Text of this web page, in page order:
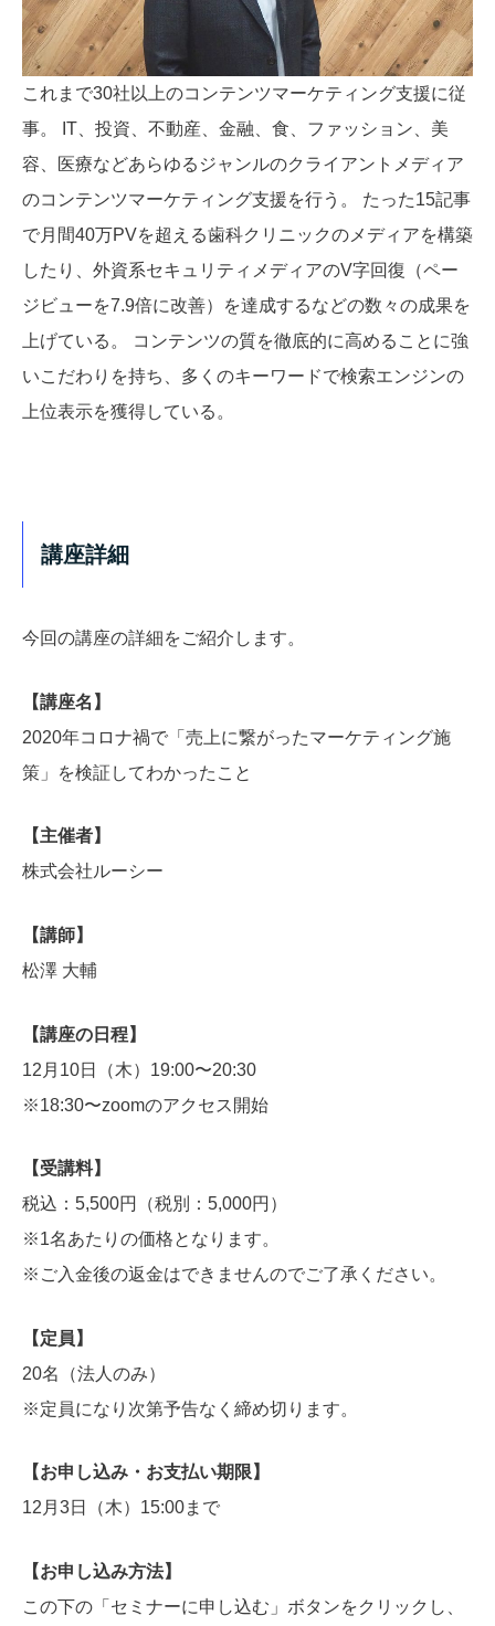
これまで30社以上のコンテンツマーケティング支援に従
事。 IT、投資、不動産、金融、食、ファッション、美
容、医療などあらゆるジャンルのクライアントメディア
のコンテンツマーケティング支援を行う。 たった15記事
で月間40万PVを超える歯科クリニックのメディアを構築
したり、外資系セキュリティメディアのV字回復（ペー
ジビューを7.9倍に改善）を達成するなどの数々の成果を
上げている。 コンテンツの質を徹底的に高めることに強
いこだわりを持ち、多くのキーワードで検索エンジンの
上位表示を獲得している。
講座詳細
今回の講座の詳細をご紹介します。
【講座名】
2020年コロナ禍で「売上に繋がったマーケティング施
策」を検証してわかったこと
【主催者】
株式会社ルーシー
【講師】
松澤 大輔
【講座の日程】
12月10日（木）19:00〜20:30
※18:30〜zoomのアクセス開始
【受講料】
税込：5,500円（税別：5,000円）
※1名あたりの価格となります。
※ご入金後の返金はできませんのでご了承ください。
【定員】
20名（法人のみ）
※定員になり次第予告なく締め切ります。
【お申し込み・お支払い期限】
12月3日（木）15:00まで
【お申し込み方法】
この下の「セミナーに申し込む」ボタンをクリックし、